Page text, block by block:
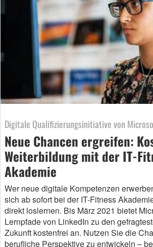
Digitale Qualifizierungsinitiative von
Neue Chancen ergreifen:
Weiterbildung mit der IT-
Akademie
Wer neue digitale Kompetenzen
sich ab sofort bei der IT-Fitness
direkt loslernen. Bis März 2021 bietet
Lernpfade von LinkedIn zu den
Zukunft kostenfrei an. Nutzen Sie die
berufliche Perspektive zu entwickeln –